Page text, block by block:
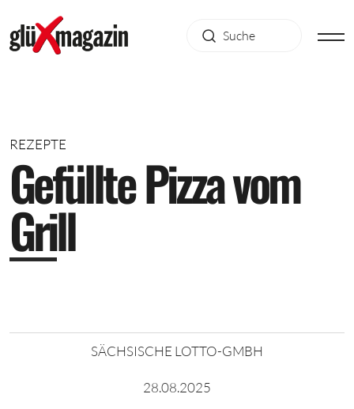
REZEPTE
GefülltePizzavom
Grill
SÄCHSISCHE LOTTO-GMBH
28.08.2025